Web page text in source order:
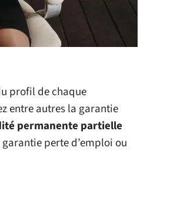
profil de chaque
entre autres la garantie
permanente partielle
perte d’emploi ou